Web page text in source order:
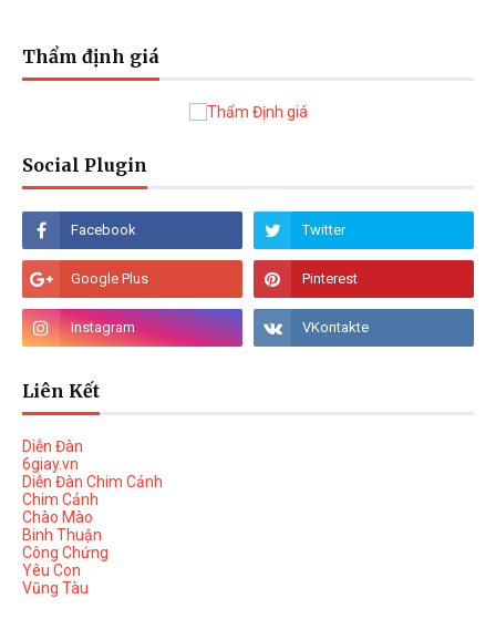
Thẩm định giá
Social Plugin
Liên Kết
Diễn Đàn
6giay.vn
Diễn Đàn Chim Cảnh
Chim Cảnh
Chào Mào
Binh Thuận
Công Chứng
Yêu Con
Vũng Tàu